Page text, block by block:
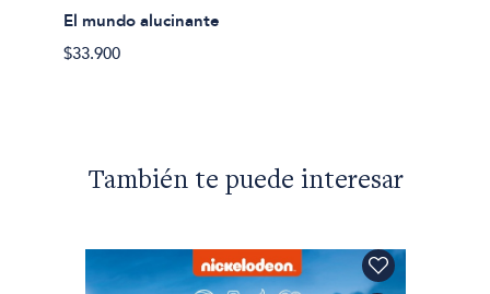
El mundo alucinante
$33.900
También te puede interesar